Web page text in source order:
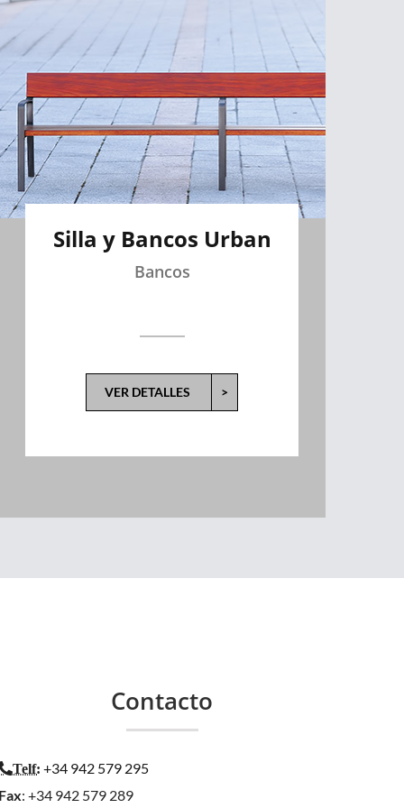
Silla y Bancos Urban
Bancos
VER DETALLES >
Contacto
Telf: +34 942 579 295
: +34 942 579 289